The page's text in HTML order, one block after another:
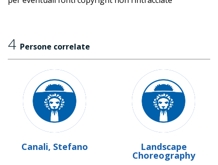
4 Persone correlate
Canali, Stefano Landscape
Choreography